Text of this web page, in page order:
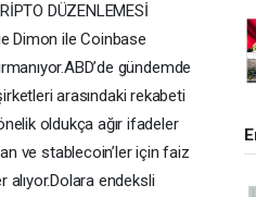
DÜZENLEMESİ
Dimon ile Coinbase
gündemde
arasındaki rekabeti
oldukça ağır ifadeler
ve stablecoin’ler için faiz
alıyor.Dolara endeksli